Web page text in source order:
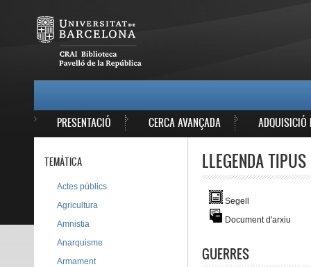
PRESENTACIÓ CERCA AVANÇADA ADQUISICIÓ
LLEGENDA
Segell
Document d'arxiu
GUERRES
TEMÀTICA
Actes públics
Agricultura
Amnistia
Anarquisme
Armament